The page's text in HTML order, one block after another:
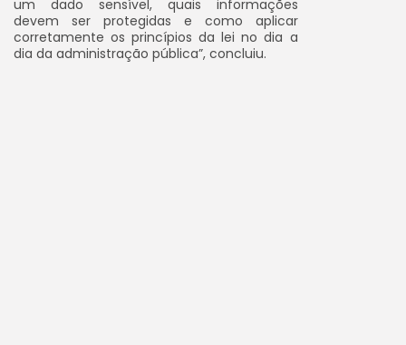
um dado sensível, quais informações
devem ser protegidas e como aplicar
corretamente os princípios da lei no dia a
dia da administração pública”, concluiu.